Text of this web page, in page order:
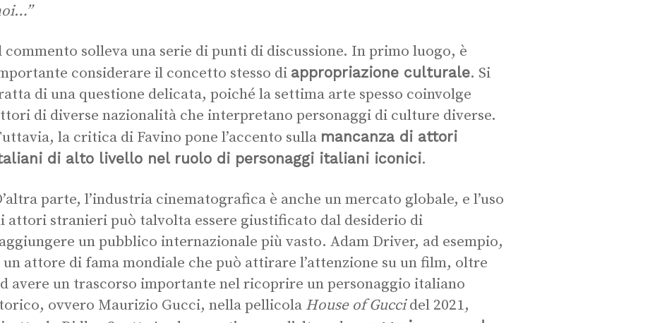
commento solleva una serie di punti di discussione. In primo luogo, è
considerare il concetto stesso di appropriazione culturale. Si
di una questione delicata, poiché la settima arte spesso coinvolge
di diverse nazionalità che interpretano personaggi di culture diverse.
la critica di Favino pone l’accento sulla mancanza di attori
di alto livello nel ruolo di personaggi italiani iconici.
parte, l’industria cinematografica è anche un mercato globale, e l’uso
attori stranieri può talvolta essere giustificato dal desiderio di
un pubblico internazionale più vasto. Adam Driver, ad esempio,
un attore di fama mondiale che può attirare l’attenzione su un film, oltre
avere un trascorso importante nel ricoprire un personaggio italiano
ovvero Maurizio Gucci, nella pellicola House of Guccidel 2021,